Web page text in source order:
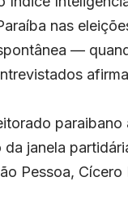
nas
—
janela
Pessoa, Cícero